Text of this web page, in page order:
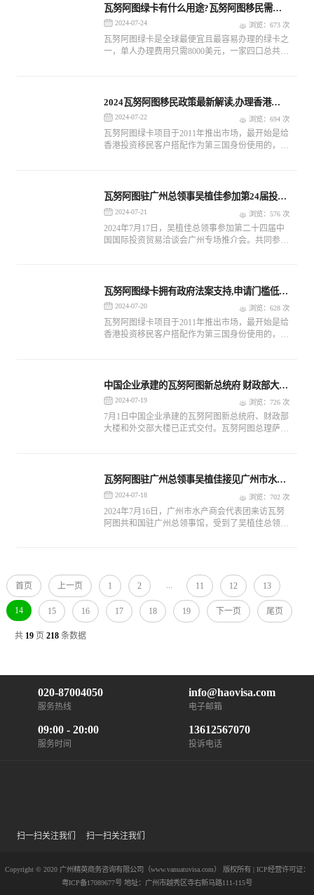
瓦努阿图绿卡有什么用途?瓦努阿图移民需要
多少钱?
2024-07-24 浏览：673 次
瓦努阿图绿卡是全球最便宜且最容易办理的绿卡之
一，单人办理费用只需8000美元，一家四口总共需
2024瓦努阿图移民政策最新解读,办理香港投
资移民的优势
2024-07-22 浏览：694 次
瓦努阿图绿卡项目于2011年推出市场，最开始是给
香港投资移民客户搭配作为第三国身份使用的，后
瓦努阿图驻广州总领事吴植佳参加第24届投洽
会广州推介会
2024-07-21 浏览：576 次
2024年7月17日，吴植佳总领事参加第二十四届中
国国际投资贸易洽谈会广州专场推介会。共同参加
瓦努阿图绿卡拥有政府法案支持,申请门槛低
子女读国际学校
2024-07-20 浏览：628 次
瓦努阿图绿卡项目于2011年推出市场，最开始是给
香港投资移民客户搭配作为第三国身份使用的，后
一。
中国企业承建的瓦努阿图新总统府 财政部大楼
外交部大楼正式移交
2024-07-19 浏览：726 次
7月1日中国企业承建的瓦努阿图新总统府、财政部
大楼和外交部大楼已正式交付。瓦努阿图总理萨尔
瓦努阿图驻广州总领事吴植佳接见广州市水产
商会代表团
2024-07-18 浏览：702 次
2024年7月16日，广州市水产商会代表团来访瓦努
阿图共和国驻广州总领事馆，受到了吴植佳总领事
首页 上一页 1 2 11 12 13
14 15 16 17 18 19 下一页 尾页
共 19页 218条数据
020-87004050
服务热线
info@haovisa.com
电子邮箱
09:00 - 20:00
服务时间
13612567070
投诉电话
扫一扫关注我们 扫一扫关注我们
Copyright © 2020 广州精英商务咨询有限公司（www.vanuatuvisa.com） 版权所有 | ICP经营许可证：
粤ICP备17089677号 地址：广州市越秀区寺右新马路111-115号